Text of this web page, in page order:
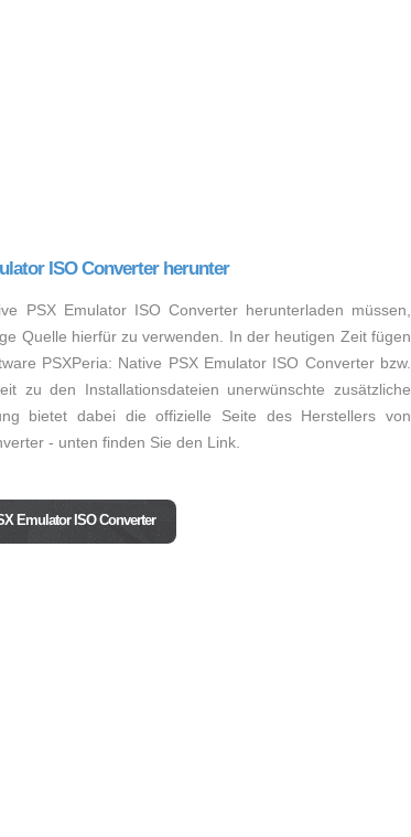
ISO Converter herunter
PSX Emulator ISO Converter herunterladen müssen,
Quelle hierfür zu verwenden. In der heutigen Zeit fügen
PSXPeria: Native PSX Emulator ISO Converter bzw.
zu den Installationsdateien unerwünschte zusätzliche
bietet dabei die offizielle Seite des Herstellers von
- unten finden Sie den Link.
Emulator ISO Converter